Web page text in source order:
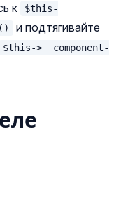
к
$this-
и подтягивайте
$this->__component-